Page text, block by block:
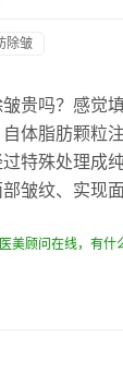
除皱
贵吗？感觉
体脂肪颗粒
特殊处理成
皱纹、实现
美顾问在线，有什